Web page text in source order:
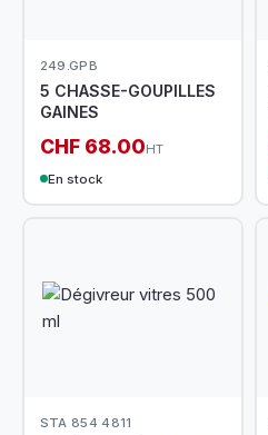
249.GPB
5 CHASSE-GOUPILLES
GAINES
CHF 68.00HT
En stock
STA 854 4811